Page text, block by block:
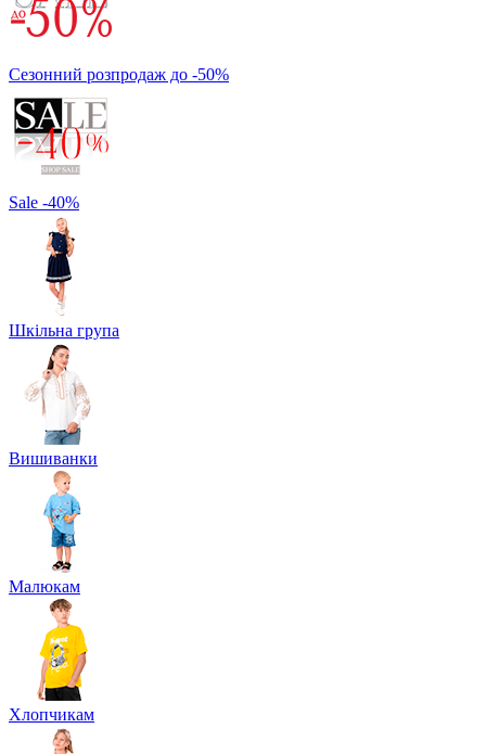
Сезонний розпродаж до -50%
Sale -40%
Шкільна група
Вишиванки
Малюкам
Хлопчикам